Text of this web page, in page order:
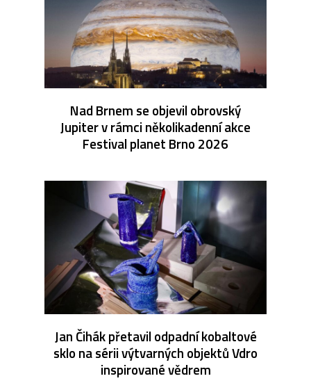
Nad Brnem se objevil obrovský
Jupiter v rámci několikadenní akce
Festival planet Brno 2026
Jan Čihák přetavil odpadní kobaltové
sklo na sérii výtvarných objektů Vdro
inspirované vědrem